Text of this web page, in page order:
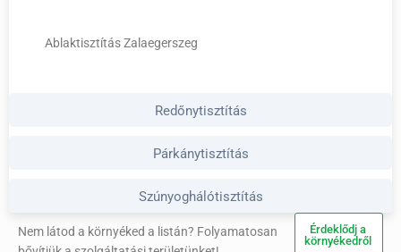
Redőnytisztítás
Párkánytisztítás
Szúnyoghálótisztítás
Ablaktisztítás Zalaegerszeg
Nem látod a környéked a listán? Folyamatosan
Érdeklődj a
környékedről